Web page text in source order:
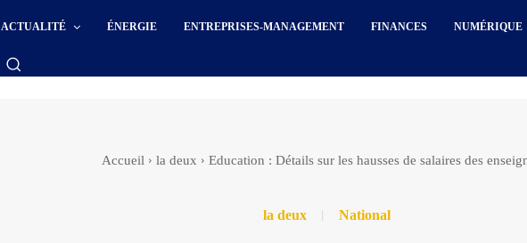
ACTUALITÉ ÉNERGIE ENTREPRISES-MANAGEMENT FINANCES NUMÉRIQUE
Accueil la deux Education : Détails sur les hausses de salaires des
la deux National